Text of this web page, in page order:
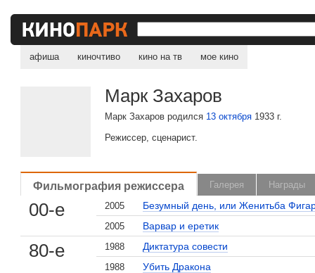
афиша киночтиво кино на тв мое кино
Марк Захаров
Марк Захаров родился 13 октября 1933 г.
Режиссер, сценарист.
Фильмография режиссера Галерея Награды
00-е 2005 Безумный день, или Женитьба
2005 Варвар и еретик
80-е 1988 Диктатура совести
1988 Убить Дракона